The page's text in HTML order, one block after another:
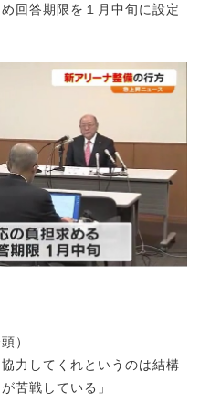
回答期限を１月中旬に設定
）
力してくれというのは結構
苦戦している」